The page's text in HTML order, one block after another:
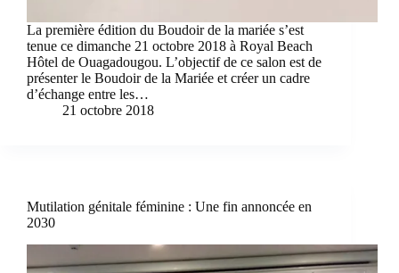
La première édition du Boudoir de la mariée s’est
tenue ce dimanche 21 octobre 2018 à Royal Beach
Hôtel de Ouagadougou. L’objectif de ce salon est de
présenter le Boudoir de la Mariée et créer un cadre
d’échange entre les…
21 octobre 2018
Mutilation génitale féminine : Une fin annoncée en
2030